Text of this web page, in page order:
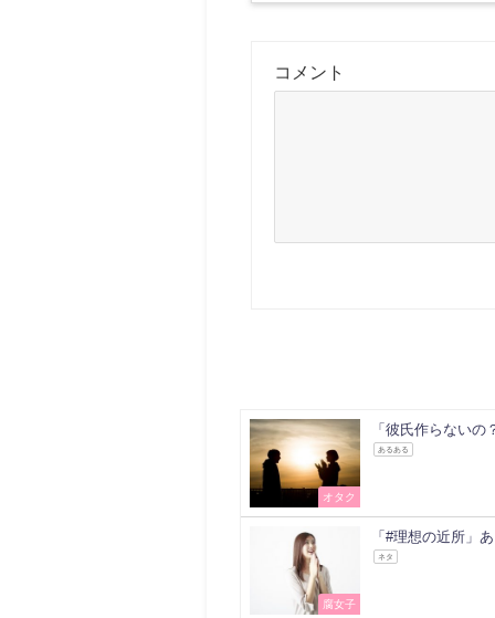
コメント
オタク
「彼氏作らない
あるある
腐女子
「#理想の近所」
ネタ